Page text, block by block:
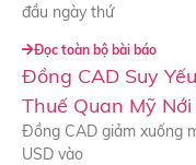
đầu ngày thứ
Đọc toàn bộ bài báo
Đồng CAD Suy
Thuế Quan Mỹ
Đồng CAD giảm xuống
USD vào